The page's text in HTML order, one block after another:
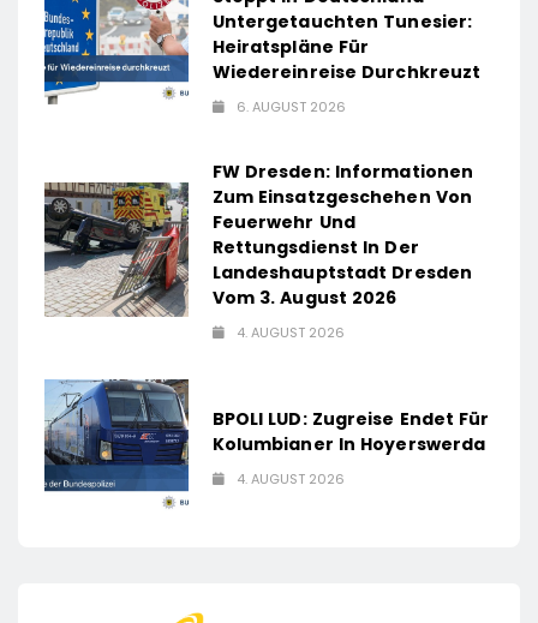
Untergetauchten Tunesier:
Heiratspläne Für
Wiedereinreise Durchkreuzt
6. AUGUST 2026
FW Dresden: Informationen
Zum Einsatzgeschehen Von
Feuerwehr Und
Rettungsdienst In Der
Landeshauptstadt Dresden
Vom 3. August 2026
4. AUGUST 2026
BPOLI LUD: Zugreise Endet Für
Kolumbianer In Hoyerswerda
4. AUGUST 2026